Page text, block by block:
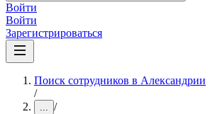
Войти
Войти
Зарегистрироваться
Поиск сотрудников в Александрии
/
... /